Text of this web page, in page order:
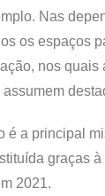
Nas
os espaços
nos quais
é a principal
graças à
2021.